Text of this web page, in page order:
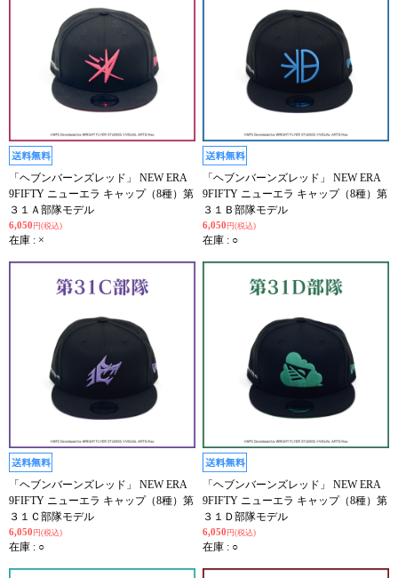
「ヘブンバーンズレッド」 NEW ERA
9FIFTY ニューエラ キャップ（8種）第
３１Ａ部隊モデル
6,050 円(税込)
在庫 : ×
「ヘブンバーンズレッド」 NEW ERA
9FIFTY ニューエラ キャップ（8種）第
３１Ｂ部隊モデル
6,050 円(税込)
在庫 : ○
「ヘブンバーンズレッド」 NEW ERA
9FIFTY ニューエラ キャップ（8種）第
３１Ｃ部隊モデル
6,050 円(税込)
在庫 : ○
「ヘブンバーンズレッド」 NEW ERA
9FIFTY ニューエラ キャップ（8種）第
３１Ｄ部隊モデル
6,050 円(税込)
在庫 : ○